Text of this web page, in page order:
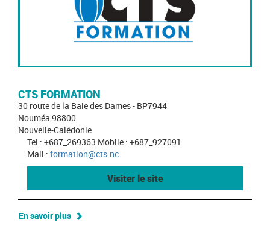
CTS FORMATION
30 route de la Baie des Dames - BP7944
Nouméa 98800
Nouvelle-Calédonie
Tel : +687_269363 Mobile : +687_927091
Mail : formation@cts.nc
Visiter le site
En savoir plus